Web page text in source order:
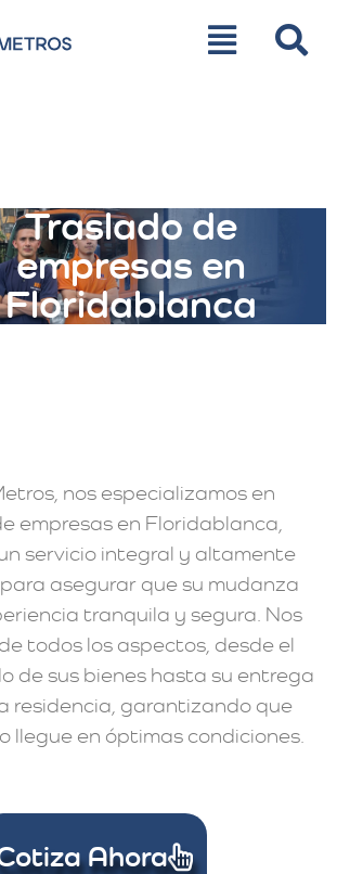
Traslado de
empresas en
Floridablanca
nos especializamos en
empresas en Floridablanca,
servicio integral y altamente
asegurar que su mudanza
tranquila y segura. Nos
todos los aspectos, desde el
de sus bienes hasta su entrega
residencia, garantizando que
llegue en óptimas condiciones.
Ahora